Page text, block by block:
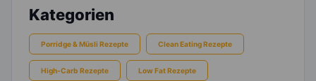
Kategorien
Porridge & Müsli Rezepte Clean Eating Rezepte
High-Carb Rezepte Low Fat Rezepte